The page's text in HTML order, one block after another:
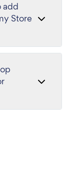
add
Store